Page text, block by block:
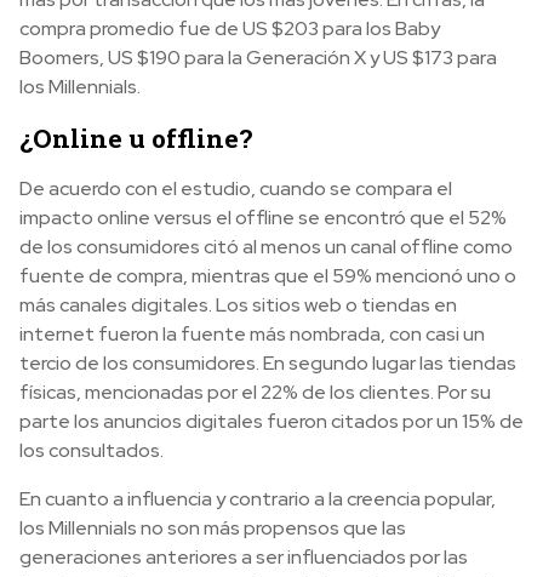
compra promedio fue de US $203 para los Baby
Boomers, US $190 para la Generación X y US $173 para
los Millennials.
¿Online u offline?
De acuerdo con el estudio, cuando se compara el
impacto online versus el offline se encontró que el 52%
de los consumidores citó al menos un canal offline como
fuente de compra, mientras que el 59% mencionó uno o
más canales digitales. Los sitios web o tiendas en
internet fueron la fuente más nombrada, con casi un
tercio de los consumidores. En segundo lugar las tiendas
físicas, mencionadas por el 22% de los clientes. Por su
parte los anuncios digitales fueron citados por un 15% de
los consultados.
En cuanto a influencia y contrario a la creencia popular,
los Millennials no son más propensos que las
generaciones anteriores a ser influenciados por las